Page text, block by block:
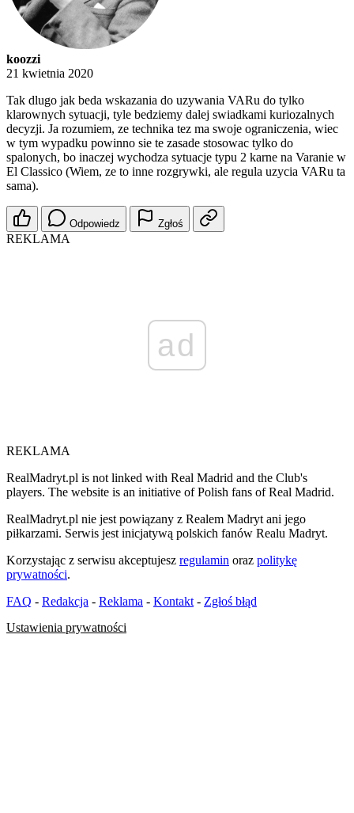
koozzi
21 kwietnia 2020
Tak dlugo jak beda wskazania do uzywania VARu do tylko
klarownych sytuacji, tyle bedziemy dalej swiadkami kuriozalnych
decyzji. Ja rozumiem, ze technika tez ma swoje ograniczenia, wiec
w tym wypadku powinno sie te zasade stosowac tylko do
spalonych, bo inaczej wychodza sytuacje typu 2 karne na Varanie w
El Classico (Wiem, ze to inne rozgrywki, ale regula uzycia VARu ta
sama).
Odpowiedz Zgłoś
REKLAMA
ad
REKLAMA
RealMadryt.pl is not linked with Real Madrid and the Club's
players. The website is an initiative of Polish fans of Real Madrid.
RealMadryt.pl nie jest powiązany z Realem Madryt ani jego
piłkarzami. Serwis jest inicjatywą polskich fanów Realu Madryt.
Korzystając z serwisu akceptujesz regulamin oraz politykę
prywatności.
FAQ - Redakcja - Reklama - Kontakt - Zgłoś błąd
Ustawienia prywatności